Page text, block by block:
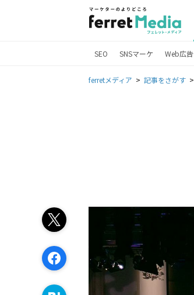
SEO SNSマーケ Web広告
ferretメディア 記事をさがす